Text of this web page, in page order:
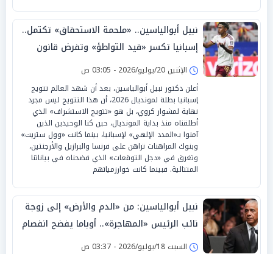
نبيل أبوالياسين.. «ملحمة الاستحقاق» تكتمل..
إسبانيا تكسر «قيد التواطؤ» وتفرض قانون
«العدالة الميدانية»
الإثنين 20/يوليو/2026 - 03:05 ص
أعلن دكتور نبيل أبوالياسين، بعد أن شهد العالم تتويج
إسبانيا بطلة لمونديال 2026، أن هذا التتويج ليس مجرد
نهاية لمشوار كروي، بل هو «تتويج الاستشراف» الذي
أطلقناه منذ بداية المونديال، حين كنا الوحيدين الذين
آمنوا بـ«المدد الإلهي» لإسبانيا، بينما كانت «وول ستريت»
وبنوك المراهنات تراهن على فرنسا والبرازيل والأرجنتين،
وتغرق في «دجل التوقعات» الذي فضحناه في بياناتنا
المتتالية. فبينما كانت خوارزمياتهم
نبيل أبوالياسين: من «الدم والأرض» إلى زوجة
نائب الرئيس «المهاجرة».. أوباما يفضح انفصام
«فانس» الاستراتيجي
السبت 18/يوليو/2026 - 03:37 ص